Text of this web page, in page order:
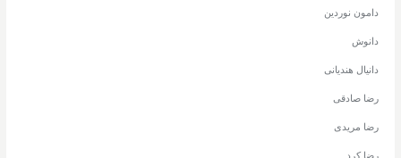
دامون نوردین
دانوش
دانیال هندیانی
رضا صادقی
رضا مریدی
رضا کرد